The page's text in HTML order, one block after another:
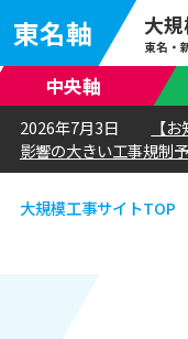
東名軸 大
東名・
中央軸
2026年7月3日
【
影響の大きい工事規制
大規模工事サイトTOP